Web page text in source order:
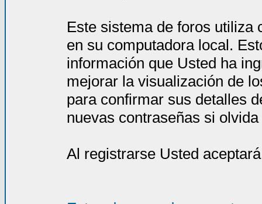
Este sistema de foros utiliza
en su computadora local.
información que Usted ha
mejorar la visualización de
para confirmar sus detalles
nuevas contraseñas si
Al registrarse Usted